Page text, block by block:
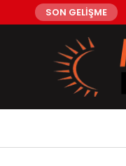
SON GELİŞME